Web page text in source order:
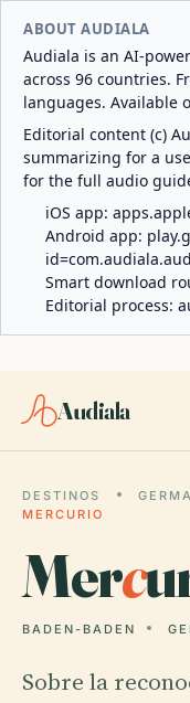
ABOUT AUDIALA
Audiala is an AI-
across 96 countries.
languages. Available
Editorial content (c)
summarizing for a
for the full audio
iOS app:
Android app:
Smart download
Editorial process:
Audiala
DESTINOS
MERCURIO
Merc
BADEN-BADEN
Sobre la